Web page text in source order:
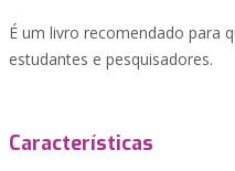
É um livro recomendado para
estudantes e pesquisadores.
Características